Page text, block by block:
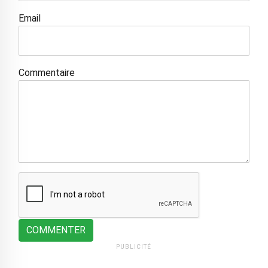
Email
Commentaire
COMMENTER
PUBLICITÉ